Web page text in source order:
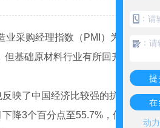
采购经理指数（PMI）为49.5%，
基础原材料行业有所回升，对经
映了中国经济比较强的抗压
降3个百分点至55.7%，但相比
：
：
在
动